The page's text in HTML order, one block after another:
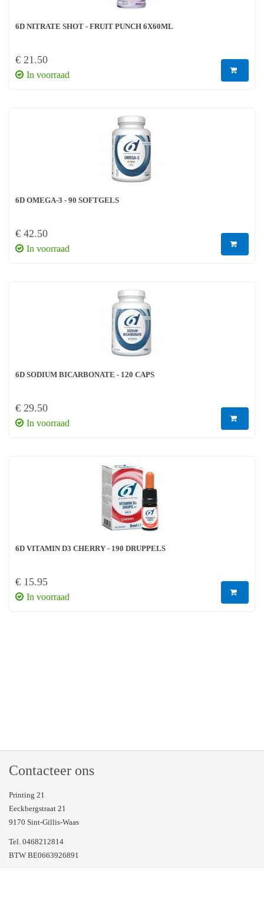
6D NITRATE SHOT - FRUIT PUNCH 6X60ML
€ 21.50
In voorraad
6D OMEGA-3 - 90 SOFTGELS
€ 42.50
In voorraad
6D SODIUM BICARBONATE - 120 CAPS
€ 29.50
In voorraad
6D VITAMIN D3 CHERRY - 190 DRUPPELS
€ 15.95
In voorraad
Contacteer ons
Printing 21
Eeckbergstraat 21
9170 Sint-Gillis-Waas
Tel. 0468212814
BTW BE0663926891